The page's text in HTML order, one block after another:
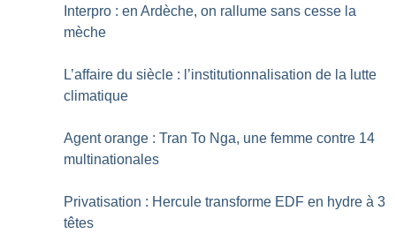
Interpro : en Ardèche, on rallume sans cesse la
mèche
L’affaire du siècle : l’institutionnalisation de la lutte
climatique
Agent orange : Tran To Nga, une femme contre 14
multinationales
Privatisation : Hercule transforme EDF en hydre à 3
têtes